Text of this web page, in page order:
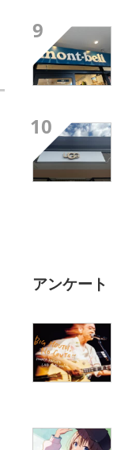
9
10
アンケート